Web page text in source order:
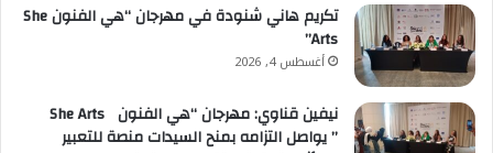
تكريم هاني شنودة في مهرجان “هي الفنون She
Arts”
أغسطس 4, 2026
نيفين قناوي: مهرجان “هي الفنون She Arts
” يواصل التزامه بمنح السيدات منصة للتعبير